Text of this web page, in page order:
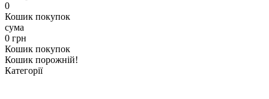
0
Кошик покупок
сума
0 грн
Кошик покупок
Кошик порожній!
Категорії